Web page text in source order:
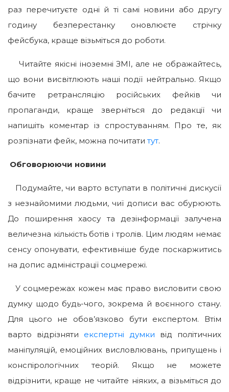
раз перечитуєте одні й ті самі новини або другу
годину безперестанку оновлюєте стрічку
фейсбука, краще візьміться до роботи.
Читайте якісні іноземні ЗМІ, але не ображайтесь,
що вони висвітлюють наші події нейтрально. Якщо
бачите ретрансляцію російських фейків чи
пропаганди, краще зверніться до редакції чи
напишіть коментар із спростуванням. Про те, як
розпізнати фейк, можна почитатитут.
Обговорюючи новини
Подумайте, чи варто вступати в політичні дискусії
з незнайомими людьми, чиї дописи вас обурюють.
До поширення хаосу та дезінформації залучена
величезна кількість ботів і тролів. Цим людям немає
сенсу опонувати, ефективніше буде поскаржитись
на допис адміністрації соцмережі.
У соцмережах кожен має право висловити свою
думку щодо будь-чого, зокрема й воєнного стану.
Для цього не обов’язково бути експертом. Втім
варто відрізняти експертні думки від політичних
маніпуляцій, емоційних висловлювань, припущень і
конспірологічних теорій. Якщо не можете
відрізнити, краще не читайте ніяких, а візьміться до